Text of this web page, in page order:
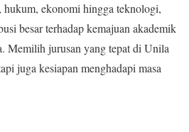
hukum, ekonomi hingga teknologi,
besar terhadap kemajuan akademik
Memilih jurusan yang tepat di Unila
juga kesiapan menghadapi masa